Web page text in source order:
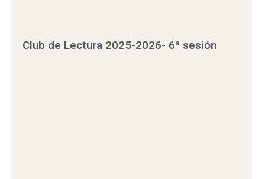
Club de Lectura 2025-2026- 6ª sesión